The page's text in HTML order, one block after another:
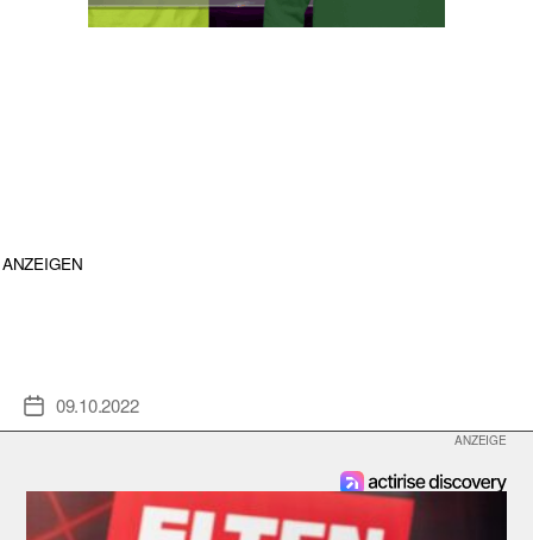
ANZEIGEN
Veröffentlichungsdatum
09.10.2022